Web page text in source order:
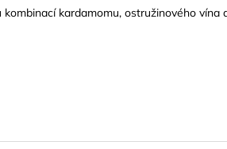
kardamomu, ostružinového vína